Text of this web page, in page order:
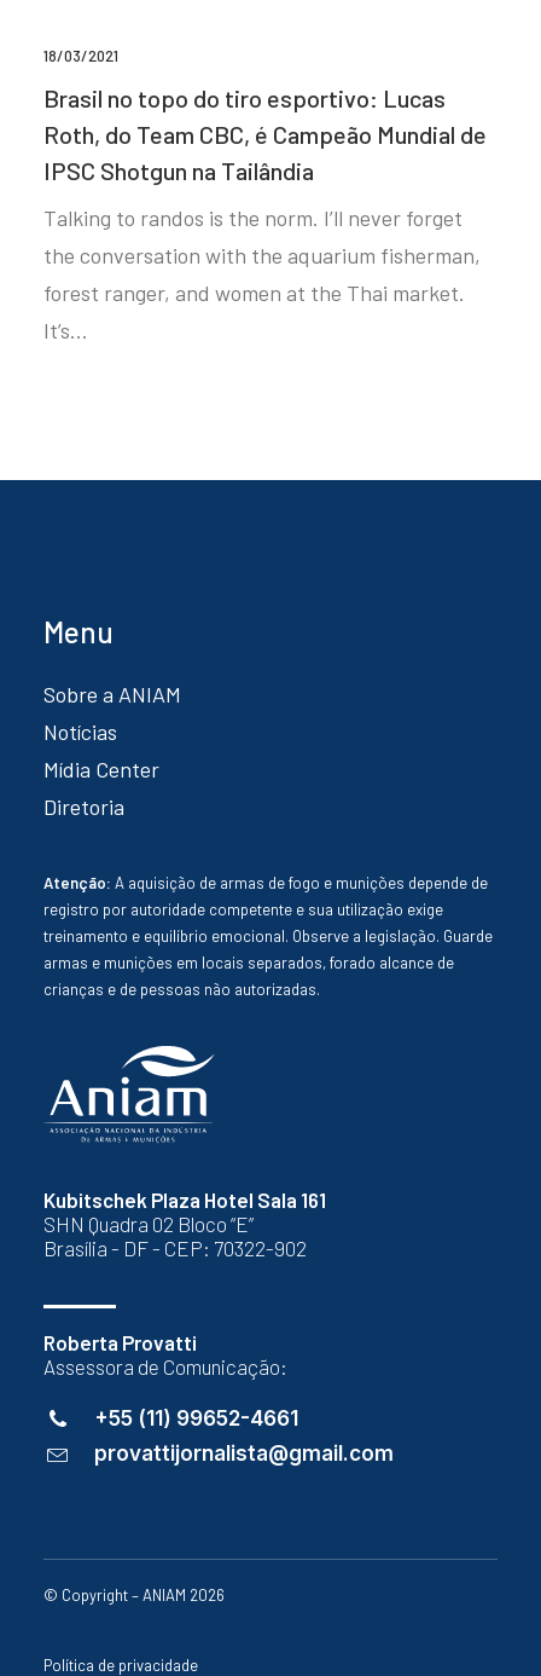
18/03/2021
Brasil no topo do tiro esportivo: Lucas
Roth, do Team CBC, é Campeão Mundial de
IPSC Shotgun na Tailândia
Talking to randos is the norm. I’ll never forget
the conversation with the aquarium fisherman,
forest ranger, and women at the Thai market.
It’s…
Kubitschek Plaza Hotel Sala 161
SHN Quadra 02 Bloco “E”
Brasília - DF - CEP: 70322-902
Roberta Provatti
Assessora de Comunicação:
+55 (11) 99652-4661
provattijornalista@gmail.com
Menu
Sobre a ANIAM
Notícias
Mídia Center
Diretoria
Atenção: A aquisição de armas de fogo e munições depende de
registro por autoridade competente e sua utilização exige
treinamento e equilíbrio emocional. Observe a legislação. Guarde
armas e munições em locais separados, forado alcance de
crianças e de pessoas não autorizadas.
© Copyright – ANIAM 2026
Política de privacidade